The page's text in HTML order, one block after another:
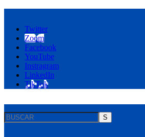
Twitter
Zoom
Facebook
YouTube
Instragram
LinkedIn
TikTok
S